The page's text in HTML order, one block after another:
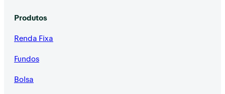
Produtos
Renda Fixa
Fundos
Bolsa